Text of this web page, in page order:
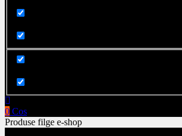
0 Cos
Produse filge e-shop